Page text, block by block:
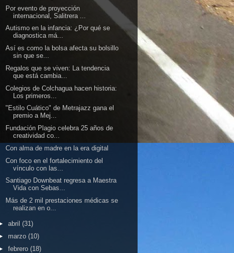
Por evento de proyección
internacional, Salitrera ...
Autismo en la infancia: ¿Por qué se
diagnostica má...
Así es como la bolsa afecta su bolsillo
sin que se...
Regalos que se viven: La tendencia
que está cambia...
Colegios de Colchagua hacen historia:
Los primeros...
"Estilo Cuático" de Metrajazz gana el
premio a Mej...
Fundación Plagio celebra 25 años de
creatividad co...
Con alma de madre en la era digital
Con foco en el fortalecimiento del
vínculo con las...
Santiago Downbeat regresa a Maestra
Vida con Sebas...
Más de 2 mil prestaciones médicas se
realizan en o...
abril (31)
marzo (10)
febrero (18)